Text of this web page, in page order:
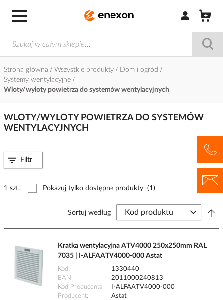
Zaloguj się /
Strona główna Wszystkie produkty
Dom i ogród
Systemy wentylacyjne
Wloty/wyloty powietrza do systemów wentylacyjnych
WLOTY/WYLOTY POWIETRZA DO SYSTEMÓW
WENTYLACYJNYCH
1 szt. Pokazuj tylko dostępne produkty (1)
Sortuj według
Kratka wentylacyjna ATV4000 250x250mm RAL
7035 | I-ALFAATV4000-000 Astat
Kod
1330440
EAN
2011000240813
Kod Producenta
I-ALFAATV4000-000
Producent
Astat
Filtr